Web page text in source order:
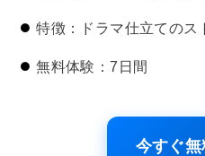
特徴：ドラマ仕立てのス
無料体験：7日間
今すぐ